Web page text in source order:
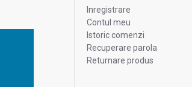
Inregistrare
Contul meu
Istoric comenzi
Recuperare parola
Returnare produs